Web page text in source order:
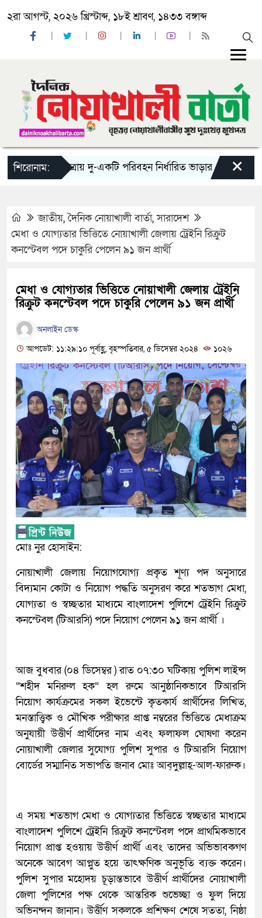
২রা আগস্ট, ২০২৬ খ্রিস্টাব্দ, ১৮ই শ্রাবণ, ১৪৩৩ বঙ্গাব্দ
শিরোনাম:
‘ঈদ যাত্রায় দু-একটি পরিবহন নির্ধারিত ভাড়ার চেয়েও কম নিচ্ছে’
×
জাতীয়,দৈনিক নোয়াখালী বার্তা,সারাদেশ
মেধা ও যোগ্যতার ভিত্তিতে নোয়াখালী জেলায় ট্রেইনি রিক্রুট
কনস্টেবল পদে চাকুরি পেলেন ৯১ জন প্রার্থী
মেধা ও যোগ্যতার ভিত্তিতে নোয়াখালী জেলায় ট্রেইনি
রিক্রুট কনস্টেবল পদে চাকুরি পেলেন ৯১ জন প্রার্থী
অনলাইন ডেস্ক
আপডেট: ১১:২৯:১০ পূর্বাহ্ণ, বৃহস্পতিবার, ৫ ডিসেম্বর ২০২৪
১০২৬
মোঃ নুর হোসাইন:
নোয়াখালী জেলায় নিয়োগযোগ্য প্রকৃত শূণ্য পদ অনুসারে
বিদ্যমান কোটা ও নিয়োগ পদ্ধতি অনুসরণ করে শতভাগ মেধা,
যোগ্যতা ও স্বচ্ছতার মাধ্যমে বাংলাদেশ পুলিশে ট্রেইনি রিক্রুট
কনস্টেবল (টিআরসি) পদে নিয়োগ পেলেন ৯১ জন প্রার্থী ।
আজ বুধবার (০৪ ডিসেম্বর ) রাত ০৭:৩০ ঘটিকায় পুলিশ লাইন্স
“শহীদ মনিরুল হক” হল রুমে আনুষ্ঠানিকভাবে টিআরসি
নিয়োগ কার্যক্রমের সকল ইভেন্টে কৃতকার্য প্রার্থীদের লিখিত,
মনস্তাত্ত্বিক ও মৌখিক পরীক্ষার প্রাপ্ত নম্বরের ভিত্তিতে মেধাক্রম
অনুযায়ী উত্তীর্ণ প্রার্থীদের নাম এবং ফলাফল ঘোষণা করেন
নোয়াখালী জেলার সুযোগ্য পুলিশ সুপার ও টিআরসি নিয়োগ
বোর্ডের সম্মানিত সভাপতি জনাব মোঃ আব্‌দুল্লাহ্‌-আল-ফারুক।
এ সময় শতভাগ মেধা ও যোগ্যতার ভিত্তিতে স্বচ্ছতার মাধ্যমে
বাংলাদেশ পুলিশে ট্রেইনি রিক্রুট কনস্টেবল পদে প্রাথমিকভাবে
নিয়োগ প্রাপ্ত হওয়ায় উত্তীর্ণ প্রার্থী এবং তাদের অভিভাবকগণ
অনেকে আবেগ আপ্লুত হয়ে তাৎক্ষণিক অনুভূতি ব্যক্ত করেন।
পুলিশ সুপার মহোদয় চূড়ান্তভাবে উত্তীর্ণ প্রার্থীদের নোয়াখালী
জেলা পুলিশের পক্ষ থেকে আন্তরিক শুভেচ্ছা ও ফুল দিয়ে
অভিনন্দন জানান। উর্ত্তীণ সকলকে প্রশিক্ষণ শেষে সততা, নিষ্ঠা